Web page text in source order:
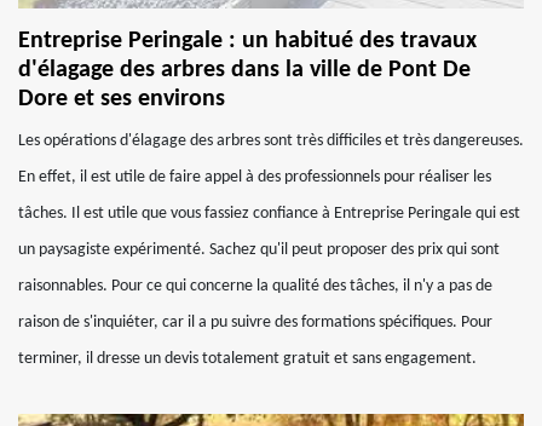
Entreprise Peringale : un habitué des travaux
d'élagage des arbres dans la ville de Pont De
Dore et ses environs
Les opérations d'élagage des arbres sont très difficiles et très dangereuses.
En effet, il est utile de faire appel à des professionnels pour réaliser les
tâches. Il est utile que vous fassiez confiance à Entreprise Peringale qui est
un paysagiste expérimenté. Sachez qu'il peut proposer des prix qui sont
raisonnables. Pour ce qui concerne la qualité des tâches, il n'y a pas de
raison de s'inquiéter, car il a pu suivre des formations spécifiques. Pour
terminer, il dresse un devis totalement gratuit et sans engagement.